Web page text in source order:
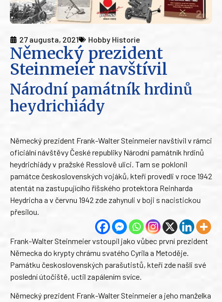
27 augusta, 2021 Hobby Historie
Německý prezident
Steinmeier navštívil
Národní památník hrdinů
heydrichiády
Německý prezident Frank-Walter Steinmeier navštívil v rámci
oficiální návštěvy České republiky Národní památník hrdinů
heydrichiády v pražské Resslově ulici. Tam se poklonil
památce československých vojáků, kteří provedli v roce 1942
atentát na zastupujícího říšského protektora Reinharda
Heydricha a v červnu 1942 zde zahynuli v boji s nacistickou
přesilou.
Frank-Walter Steinmeier vstoupil jako vůbec první prezident
Německa do krypty chrámu svatého Cyrila a Metoděje.
Památku československých parašutistů, kteří zde našli své
poslední útočiště, uctil zapálením svíce.
Německý prezident Frank-Walter Steinmeier a jeho manželka